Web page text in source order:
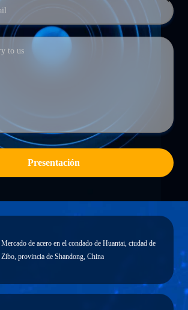
Presentación
Mercado de acero en el condado de Huantai, ciudad de
Zibo, provincia de Shandong, China